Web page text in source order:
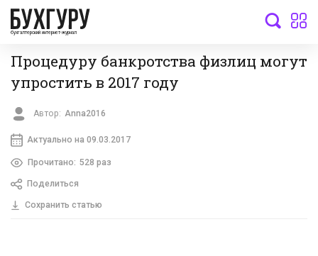
бухгалтерский интернет-журнал
Процедуру банкротства физлиц могут
упростить в 2017 году
Автор: Anna2016
Актуально на 09.03.2017
Прочитано: 528 раз
Поделиться
Сохранить статью